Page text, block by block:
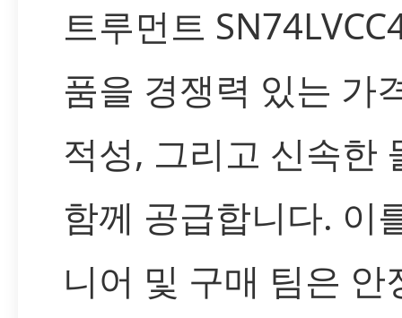
트루먼트
품을 경쟁력 있는 가
적성, 그리고 신속한
함께 공급합니다. 이
니어 및 구매 팀은 안